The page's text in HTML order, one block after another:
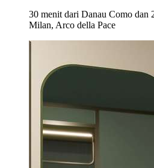
30 menit dari Danau Como dan
Milan, Arco della Pace